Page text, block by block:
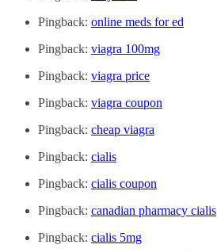
Pingback: online meds for ed
Pingback: viagra 100mg
Pingback: viagra price
Pingback: viagra coupon
Pingback: cheap viagra
Pingback: cialis
Pingback: cialis coupon
Pingback: canadian pharmacy cialis
Pingback: cialis 5mg